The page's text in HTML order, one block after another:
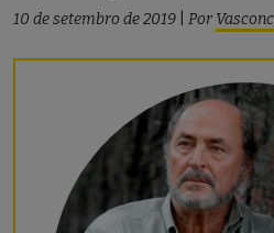
10 de setembro de 2019 Por